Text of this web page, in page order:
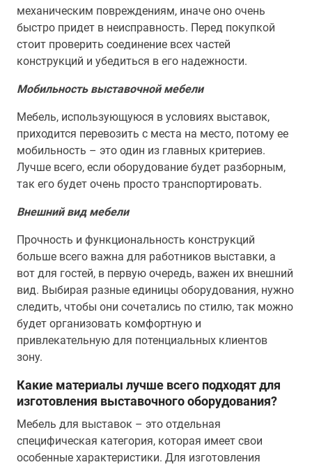
механическим повреждениям, иначе оно очень
быстро придет в неисправность. Перед покупкой
стоит проверить соединение всех частей
конструкций и убедиться в его надежности.
Мобильность выставочной мебели
Мебель, использующуюся в условиях выставок,
приходится перевозить с места на место, потому ее
мобильность – это один из главных критериев.
Лучше всего, если оборудование будет разборным,
так его будет очень просто транспортировать.
Внешний вид мебели
Прочность и функциональность конструкций
больше всего важна для работников выставки, а
вот для гостей, в первую очередь, важен их внешний
вид. Выбирая разные единицы оборудования, нужно
следить, чтобы они сочетались по стилю, так можно
будет организовать комфортную и
привлекательную для потенциальных клиентов
зону.
Какие материалы лучше всего подходят для
изготовления выставочного оборудования?
Мебель для выставок – это отдельная
специфическая категория, которая имеет свои
особенные характеристики. Для изготовления